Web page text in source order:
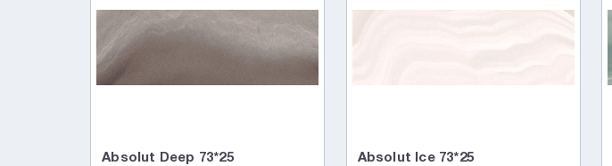
Absolut Deep 73*25 Absolut Ice 73*25